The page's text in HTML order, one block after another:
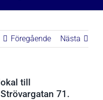
Föregående Nästa
till
71.